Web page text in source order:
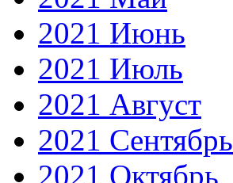
2021 Июнь
2021 Июль
2021 Август
2021 Сентябрь
2021 Октябрь